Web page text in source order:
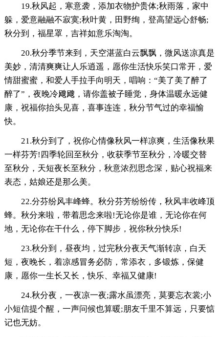
19.秋风起，寒意袭，添加衣物护贵体;秋雨落，家中
躲，爱意融融不寂寞;秋叶黄，田野绚，登高望远心舒畅;
秋分到，福星罩，吉祥如意乐淘淘。
20.秋分季节来到，天空湛蓝白云飘飘，微风送凉真是
美妙，清清爽爽让人乐逍遥，愿你生活快乐笑口常开，爱
情甜蜜蜜，和爱人手拉手向明天，唱响：“美了美了醉了
醉了”，夜晚冷飕飕，请你盖被子睡觉，身体温暖永远健
康，祝福你抬头见喜，喜事连连，秋分节气过的幸福愉
快。
21.秋分到了，祝你心情像秋风一样凉爽，生活像秋果
一样芬芳!四季轮回至秋分，收获季节至秋分，冷暖交替
至秋分，天短夜长至秋分，秋意浓烈思念深，贴心祝福来
表态，姑娘还是那么美。
22.分芬纷风丰峰蜂。秋分芬芳纷纷传，秋风丰收峰顶
蜂。秋分来啦，带着思念来啦!无论你是谁，无论你在何
地，无论你在干什么，停下脚步，祝你秋分快乐!
23.秋分到，昼夜均，过完秋分夜天气渐转凉，白天
短，夜晚长，着凉感冒务必防，常添衣，多锻炼，保健
康，愿你一生长又长，快乐、幸福又健康!
24.秋分夜，一夜凉一夜;露水虽漂亮，莫要忘衣裳;小
小短信提个醒，一声问候也算暖;朋友千里不算远，只要惦
记也无妨。